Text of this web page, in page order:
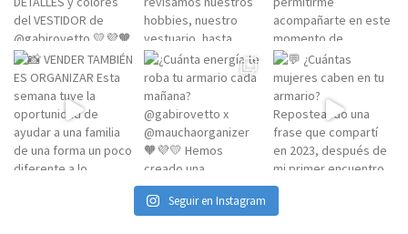
Seguir en Instagram